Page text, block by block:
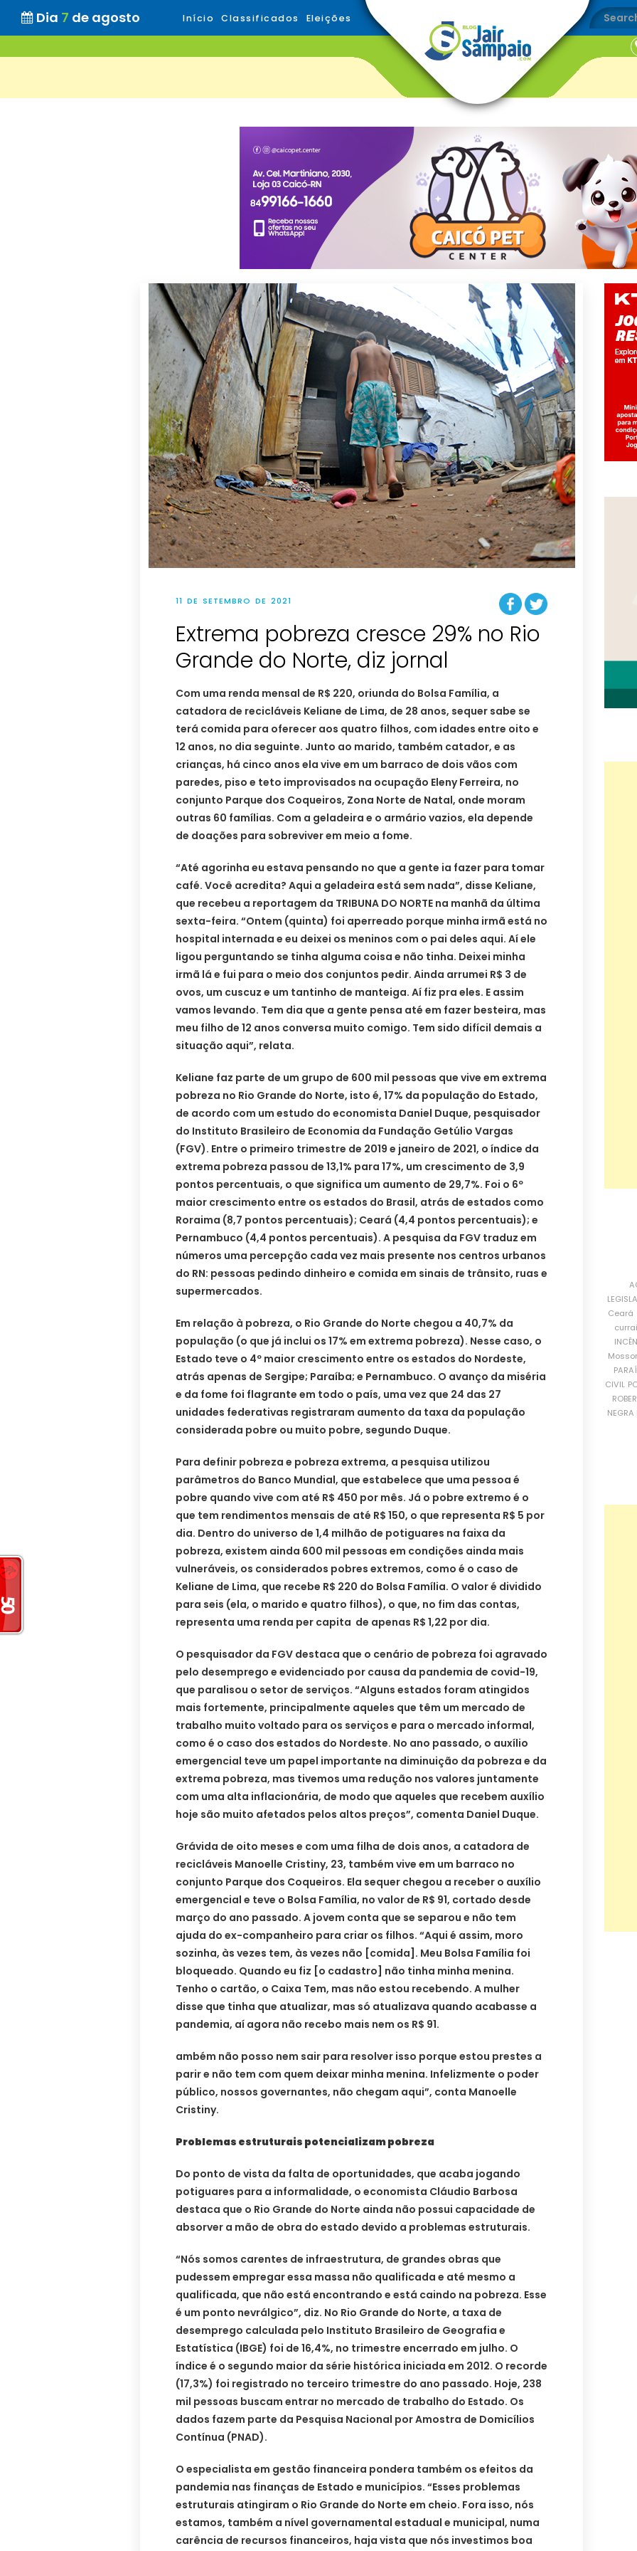
Dia 7 de agosto Início Classificados Eleições
11 DE SETEMBRO DE 2021
Extrema pobreza cresce 29% no Rio
Grande do Norte, diz jornal
Com uma renda mensal de R$ 220, oriunda do Bolsa Família, a
catadora de recicláveis Keliane de Lima, de 28 anos, sequer sabe se
terá comida para oferecer aos quatro filhos, com idades entre oito e
12 anos, no dia seguinte. Junto ao marido, também catador, e as
crianças, há cinco anos ela vive em um barraco de dois vãos com
paredes, piso e teto improvisados na ocupação Eleny Ferreira, no
conjunto Parque dos Coqueiros, Zona Norte de Natal, onde moram
outras 60 famílias. Com a geladeira e o armário vazios, ela depende
de doações para sobreviver em meio a fome.
“Até agorinha eu estava pensando no que a gente ia fazer para tomar
café. Você acredita? Aqui a geladeira está sem nada”, disse Keliane,
que recebeu a reportagem da TRIBUNA DO NORTE na manhã da última
sexta-feira. “Ontem (quinta) foi aperreado porque minha irmã está no
hospital internada e eu deixei os meninos com o pai deles aqui. Aí ele
ligou perguntando se tinha alguma coisa e não tinha. Deixei minha
irmã lá e fui para o meio dos conjuntos pedir. Ainda arrumei R$ 3 de
ovos, um cuscuz e um tantinho de manteiga. Aí fiz pra eles. E assim
vamos levando. Tem dia que a gente pensa até em fazer besteira, mas
meu filho de 12 anos conversa muito comigo. Tem sido difícil demais a
situação aqui”, relata.
Keliane faz parte de um grupo de 600 mil pessoas que vive em extrema
pobreza no Rio Grande do Norte, isto é, 17% da população do Estado,
de acordo com um estudo do economista Daniel Duque, pesquisador
do Instituto Brasileiro de Economia da Fundação Getúlio Vargas
(FGV). Entre o primeiro trimestre de 2019 e janeiro de 2021, o índice da
extrema pobreza passou de 13,1% para 17%, um crescimento de 3,9
pontos percentuais, o que significa um aumento de 29,7%. Foi o 6º
maior crescimento entre os estados do Brasil, atrás de estados como
Roraima (8,7 pontos percentuais); Ceará (4,4 pontos percentuais); e
Pernambuco (4,4 pontos percentuais). A pesquisa da FGV traduz em
números uma percepção cada vez mais presente nos centros urbanos
do RN: pessoas pedindo dinheiro e comida em sinais de trânsito, ruas e
supermercados.
Em relação à pobreza, o Rio Grande do Norte chegou a 40,7% da
população (o que já inclui os 17% em extrema pobreza). Nesse caso, o
Estado teve o 4º maior crescimento entre os estados do Nordeste,
atrás apenas de Sergipe; Paraíba; e Pernambuco. O avanço da miséria
e da fome foi flagrante em todo o país, uma vez que 24 das 27
unidades federativas registraram aumento da taxa da população
considerada pobre ou muito pobre, segundo Duque.
Para definir pobreza e pobreza extrema, a pesquisa utilizou
parâmetros do Banco Mundial, que estabelece que uma pessoa é
pobre quando vive com até R$ 450 por mês. Já o pobre extremo é o
que tem rendimentos mensais de até R$ 150, o que representa R$ 5 por
dia. Dentro do universo de 1,4 milhão de potiguares na faixa da
pobreza, existem ainda 600 mil pessoas em condições ainda mais
vulneráveis, os considerados pobres extremos, como é o caso de
Keliane de Lima, que recebe R$ 220 do Bolsa Família. O valor é dividido
para seis (ela, o marido e quatro filhos), o que, no fim das contas,
representa uma renda per capita de apenas R$ 1,22 por dia.
O pesquisador da FGV destaca que o cenário de pobreza foi agravado
pelo desemprego e evidenciado por causa da pandemia de covid-19,
que paralisou o setor de serviços. “Alguns estados foram atingidos
mais fortemente, principalmente aqueles que têm um mercado de
trabalho muito voltado para os serviços e para o mercado informal,
como é o caso dos estados do Nordeste. No ano passado, o auxílio
emergencial teve um papel importante na diminuição da pobreza e da
extrema pobreza, mas tivemos uma redução nos valores juntamente
com uma alta inflacionária, de modo que aqueles que recebem auxílio
hoje são muito afetados pelos altos preços”, comenta Daniel Duque.
Grávida de oito meses e com uma filha de dois anos, a catadora de
recicláveis Manoelle Cristiny, 23, também vive em um barraco no
conjunto Parque dos Coqueiros. Ela sequer chegou a receber o auxílio
emergencial e teve o Bolsa Família, no valor de R$ 91, cortado desde
março do ano passado. A jovem conta que se separou e não tem
ajuda do ex-companheiro para criar os filhos. “Aqui é assim, moro
sozinha, às vezes tem, às vezes não [comida]. Meu Bolsa Família foi
bloqueado. Quando eu fiz [o cadastro] não tinha minha menina.
Tenho o cartão, o Caixa Tem, mas não estou recebendo. A mulher
disse que tinha que atualizar, mas só atualizava quando acabasse a
pandemia, aí agora não recebo mais nem os R$ 91.
ambém não posso nem sair para resolver isso porque estou prestes a
parir e não tem com quem deixar minha menina. Infelizmente o poder
público, nossos governantes, não chegam aqui”, conta Manoelle
Cristiny.
Problemas estruturais potencializam pobreza
Do ponto de vista da falta de oportunidades, que acaba jogando
potiguares para a informalidade, o economista Cláudio Barbosa
destaca que o Rio Grande do Norte ainda não possui capacidade de
absorver a mão de obra do estado devido a problemas estruturais.
“Nós somos carentes de infraestrutura, de grandes obras que
pudessem empregar essa massa não qualificada e até mesmo a
qualificada, que não está encontrando e está caindo na pobreza. Esse
é um ponto nevrálgico”, diz. No Rio Grande do Norte, a taxa de
desemprego calculada pelo Instituto Brasileiro de Geografia e
Estatística (IBGE) foi de 16,4%, no trimestre encerrado em julho. O
índice é o segundo maior da série histórica iniciada em 2012. O recorde
(17,3%) foi registrado no terceiro trimestre do ano passado. Hoje, 238
mil pessoas buscam entrar no mercado de trabalho do Estado. Os
dados fazem parte da Pesquisa Nacional por Amostra de Domicílios
Contínua (PNAD).
O especialista em gestão financeira pondera também os efeitos da
pandemia nas finanças de Estado e municípios. “Esses problemas
estruturais atingiram o Rio Grande do Norte em cheio. Fora isso, nós
estamos, também a nível governamental estadual e municipal, numa
carência de recursos financeiros, haja vista que nós investimos boa
Ceará
CIVIL
NEGRA